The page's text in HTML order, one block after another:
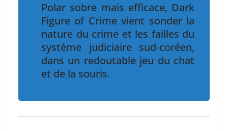
Polar sobre mais efficace, Dark
Figure of Crime vient sonder la
nature du crime et les failles du
système judiciaire sud-coréen,
dans un redoutable jeu du chat
et de la souris.